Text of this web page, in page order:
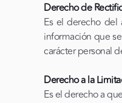
Derecho de
Es el derecho del
información que
carácter personal
Derecho a la
Es el derecho a